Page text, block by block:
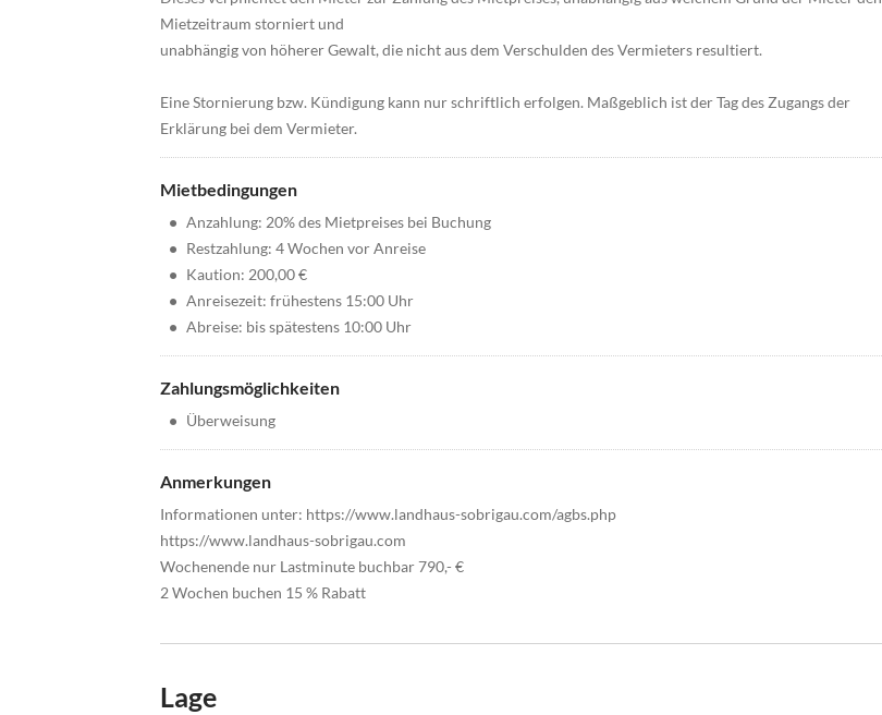
Mietzeitraum storniert und
unabhängig von höherer Gewalt, die nicht aus dem Verschulden des Vermieters resultiert.
Eine Stornierung bzw. Kündigung kann nur schriftlich erfolgen. Maßgeblich ist der Tag des Zugangs der
Erklärung bei dem Vermieter.
Mietbedingungen
• Anzahlung: 20% des Mietpreises bei Buchung
• Restzahlung: 4 Wochen vor Anreise
• Kaution: 200,00 €
• Anreisezeit: frühestens 15:00 Uhr
• Abreise: bis spätestens 10:00 Uhr
Zahlungsmöglichkeiten
• Überweisung
Anmerkungen
Informationen unter: https://www.landhaus-sobrigau.com/agbs.php
https://www.landhaus-sobrigau.com
Wochenende nur Lastminute buchbar 790,- €
2 Wochen buchen 15 % Rabatt
Lage